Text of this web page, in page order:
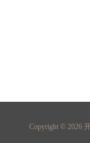
Copyright © 2026